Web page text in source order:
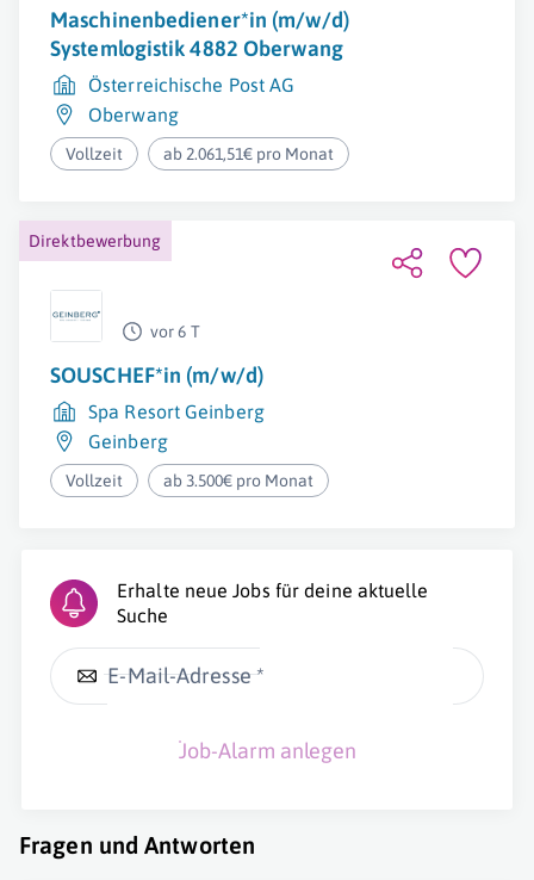
Maschinenbediener*in (m/w/d)
Systemlogistik 4882 Oberwang
Österreichische Post AG
Oberwang
Vollzeit ab 2.061,51€ pro Monat
Direktbewerbung
vor 6 T
SOUSCHEF*in (m/w/d)
Spa Resort Geinberg
Geinberg
Vollzeit ab 3.500€ pro Monat
Erhalte neue Jobs für deine aktuelle
Suche
E-Mail-Adresse *
Job-Alarm anlegen
Fragen und Antworten